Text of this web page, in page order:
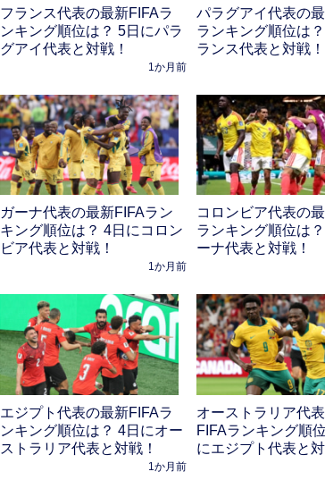
フランス代表の最新FIFAラ
ンキング順位は？ 5日にパラ
グアイ代表と対戦！
1か月前
パラグアイ代表の
ランキング順位は
ランス代表と対戦！
ガーナ代表の最新FIFAラン
キング順位は？ 4日にコロン
ビア代表と対戦！
1か月前
コロンビア代表の
ランキング順位は
ーナ代表と対戦！
エジプト代表の最新FIFAラ
ンキング順位は？ 4日にオー
ストラリア代表と対戦！
1か月前
オーストラリア代
FIFAランキング順
にエジプト代表と対